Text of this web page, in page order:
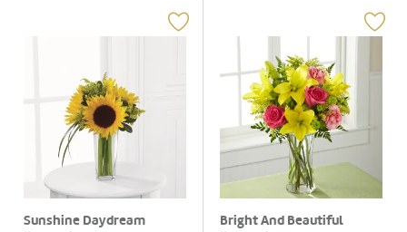
Sunshine Daydream
Bright And Beautiful